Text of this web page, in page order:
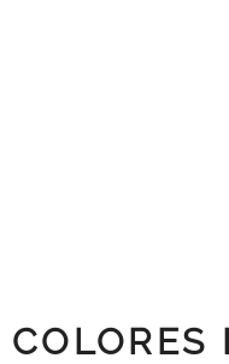
COLORES